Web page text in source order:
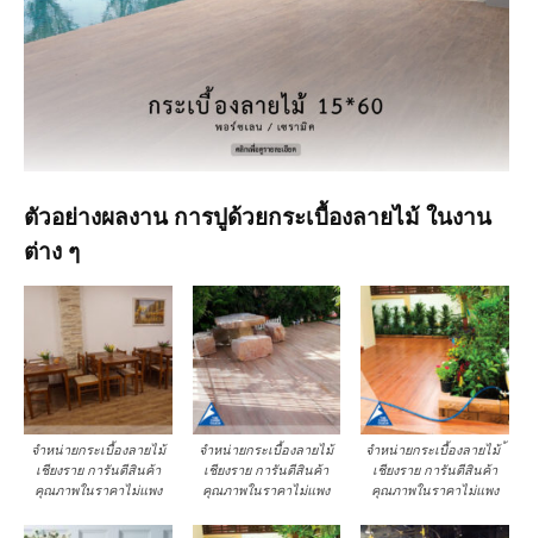
ตัวอย่างผลงาน การปูด้วยกระเบื้องลายไม้ ในงาน
ต่าง ๆ
จำหน่ายกระเบื้องลายไม้
เชียงราย การันตีสินค้า
คุณภาพในราคาไม่แพง
จำหน่ายกระเบื้องลายไม้
เชียงราย การันตีสินค้า
คุณภาพในราคาไม่แพง
จำหน่ายกระเบื้องลายไม้ ้
เชียงราย การันตีสินค้า
คุณภาพในราคาไม่แพง